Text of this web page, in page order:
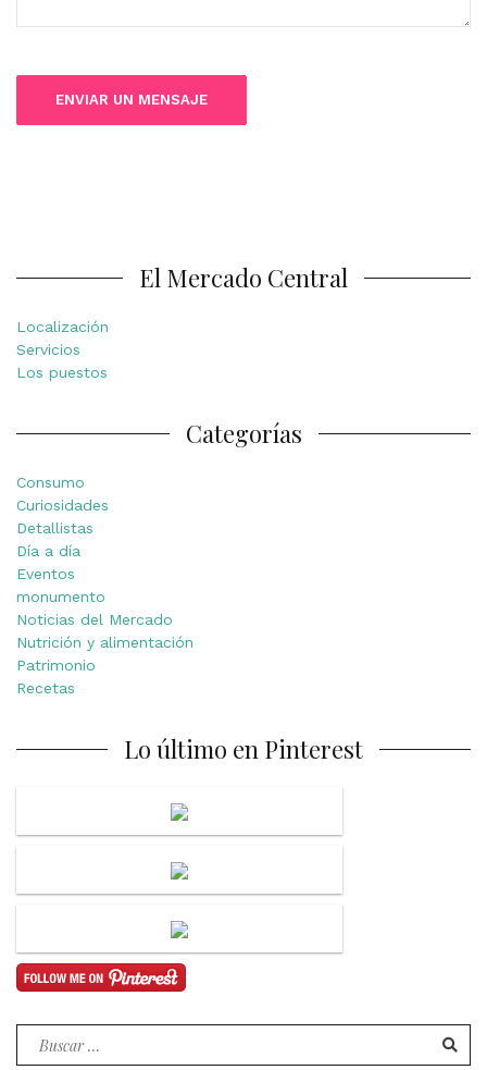
El Mercado Central
Localización
Servicios
Los puestos
Categorías
Consumo
Curiosidades
Detallistas
Día a día
Eventos
monumento
Noticias del Mercado
Nutrición y alimentación
Patrimonio
Recetas
Lo último en Pinterest
Buscar